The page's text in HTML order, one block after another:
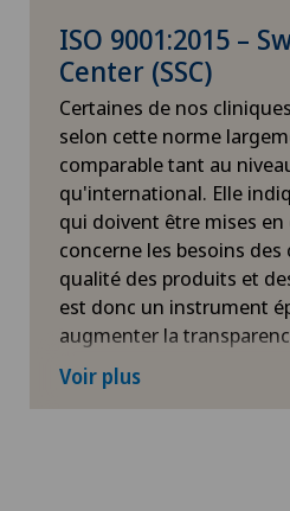
ISO 9001:2015 –
Center (SSC)
Certaines de nos
selon cette norme
comparable tant au
qu'international. Elle
qui doivent être mises
concerne les besoins
qualité des produits et
est donc un instrument
augmenter la
d'entreprise et, par
l'efficacité des prestations
Voir plus